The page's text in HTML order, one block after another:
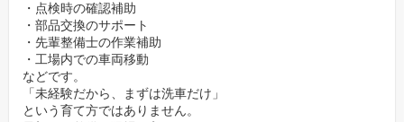
本社工場の整備は、法人リース車両が中心。
入庫は事前に計画されており、突発対応に追われることは多くあ
りません。
朝礼や中礼で作業内容を共有し、チームで工程を管理。
無理な詰め込みや個人任せの現場とは違い、落ち着いて整備に集
・点検時の確認補助
・部品交換のサポート
・先輩整備士の作業補助
・工場内での車両移動
などです。
「未経験だから、まずは洗車だけ」
という育て方ではありません。